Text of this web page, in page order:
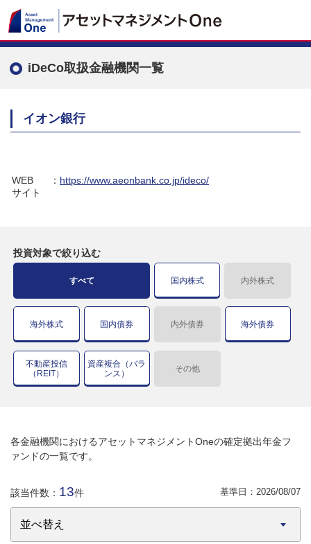
iDeCo取扱金融機関一覧
イオン銀行
WEB
サイト
： https://www.aeonbank.co.jp/ideco/
投資対象で絞り込む
すべて 国内株式 内外株式
海外株式 国内債券 内外債券 海外債券
不動産投信
（REIT）
資産複合（バラ
ンス）
その他
各金融機関におけるアセットマネジメントOneの確定拠出年金フ
ァンドの一覧です。
該当件数： 13件 基準日： 2026/08/07